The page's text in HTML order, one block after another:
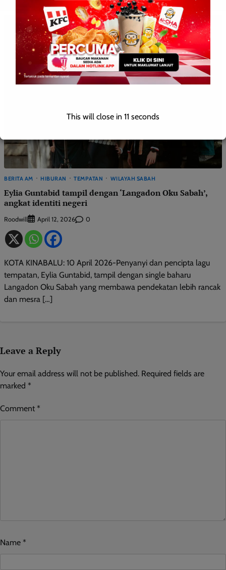
BERITA AM HIBURAN TEMPATAN WILAYAH SABAH
Eylia Guntabid tampil dengan ‘Langadon Oku Sabah’,
angkat identiti negeri
Roodwill April 12, 2026 0
KOTA KINABALU: 10 April 2026-Penyanyi dan pencipta lagu
tempatan, Eylia Guntabid, tampil dengan single baharu
Langadon Oku Sabah yang membawa pendekatan lebih rancak
dan mesra […]
Leave a Reply
Your email address will not be published. Required fields are
marked *
Comment *
Name *
This will close in 10 seconds